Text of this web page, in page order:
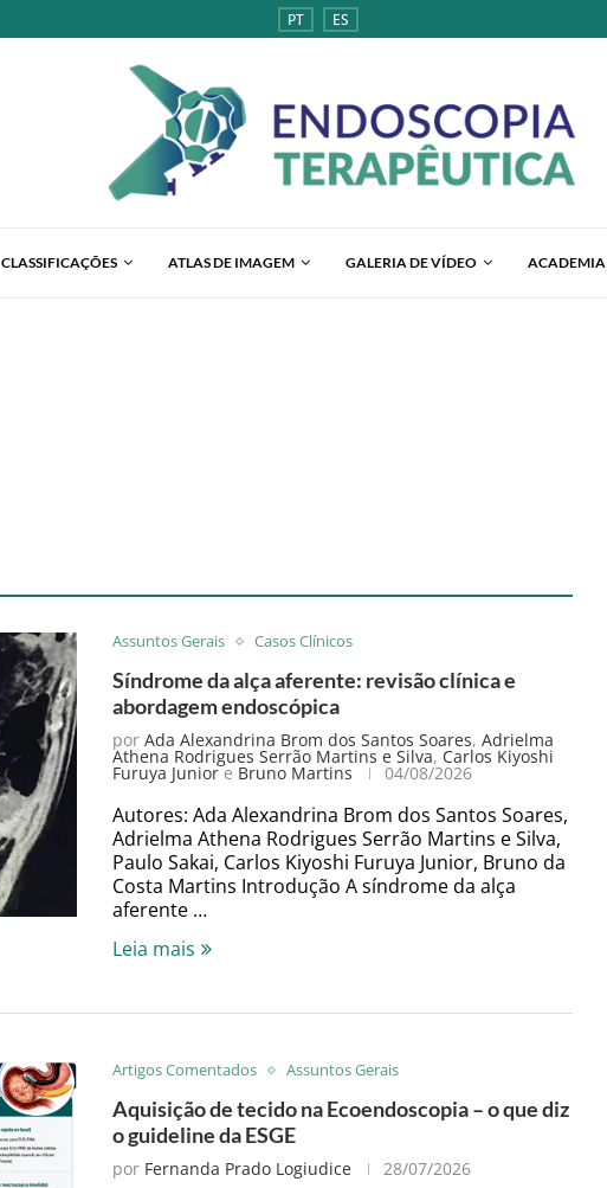
PT ES
CLASSIFICAÇÕES ATLAS DE IMAGEM GALERIA DE VÍDEO ACADEMIA
Assuntos Gerais Casos Clínicos
Síndrome da alça aferente: revisão clínica e
abordagem endoscópica
por Ada Alexandrina Brom dos Santos Soares, Adrielma
Athena Rodrigues Serrão Martins e Silva, Carlos Kiyoshi
Furuya Juniore Bruno Martins 04/08/2026
Autores: Ada Alexandrina Brom dos Santos Soares,
Adrielma Athena Rodrigues Serrão Martins e Silva,
Paulo Sakai, Carlos Kiyoshi Furuya Junior, Bruno da
Costa Martins Introdução A síndrome da alça
aferente …
Leia mais
Artigos Comentados Assuntos Gerais
Aquisição de tecido na Ecoendoscopia – o que diz
o guideline da ESGE
por Fernanda Prado Logiudice 28/07/2026